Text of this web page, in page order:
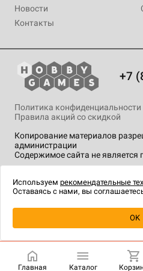
Уведомить
Новости
Контакты
+7
Копирование материалов
администрации
Содержимое сайта не является
Политика конфиденциальности
Правила акций со скидкой
технологии.
Главная Каталог
Используем рекомендательные
Оставаясь с нами, вы
OK